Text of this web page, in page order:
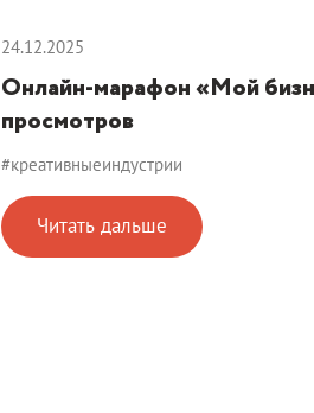
24.12.2025
Онлайн-марафон «Мой
просмотров
#креативныеиндустрии
Читать дальше